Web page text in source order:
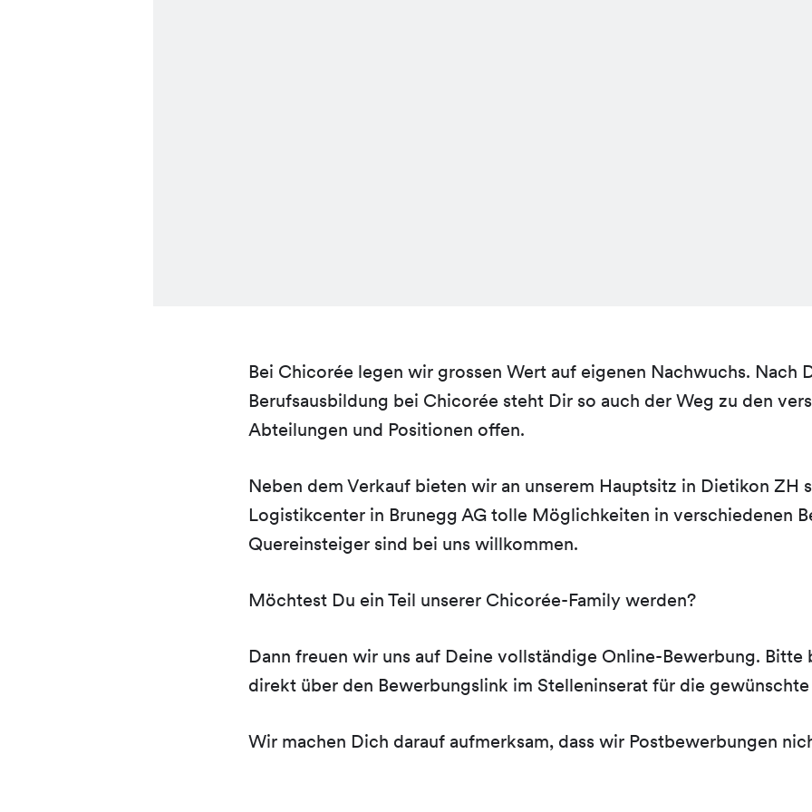
Bei Chicorée legen wir grossen Wert auf eigenen Nachwuchs. Nach
Berufsausbildung bei Chicorée steht Dir so auch der Weg zu den
Abteilungen und Positionen offen.
Neben dem Verkauf bieten wir an unserem Hauptsitz in Dietikon ZH
Logistikcenter in Brunegg AG tolle Möglichkeiten in verschiedenen
Quereinsteiger sind bei uns willkommen.
Möchtest Du ein Teil unserer Chicorée-Family werden?
Dann freuen wir uns auf Deine vollständige Online-Bewerbung. Bitte
direkt über den Bewerbungslink im Stelleninserat für die
Wir machen Dich darauf aufmerksam, dass wir Postbewerbungen